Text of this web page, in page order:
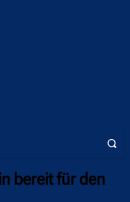
bereit für den